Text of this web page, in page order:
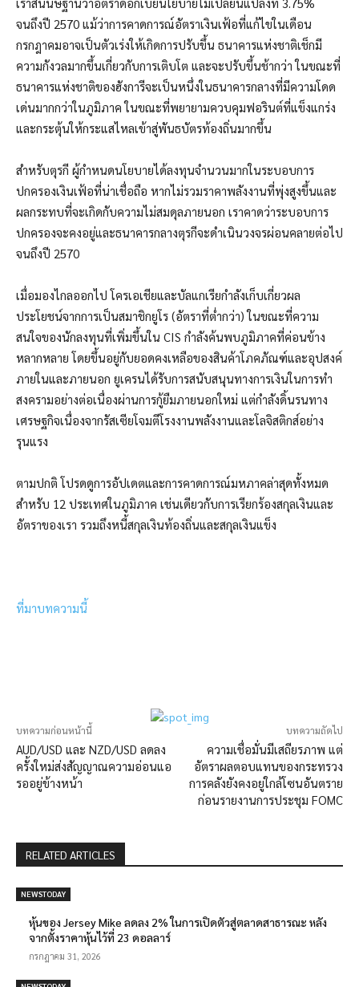
จนถึงปี 2570 แม้ว่าการคาดการณ์อัตราเงินเฟ้อที่แก้ไขในเดือน
กรกฎาคมอาจเป็นตัวเร่งให้เกิดการปรับขึ้น ธนาคารแห่งชาติเช็กมี
ความกังวลมากขึ้นเกี่ยวกับการเติบโต และจะปรับขึ้นช้ากว่า ในขณะที่
ธนาคารแห่งชาติของฮังการีจะเป็นหนึ่งในธนาคารกลางที่มีความโดด
เด่นมากกว่าในภูมิภาค ในขณะที่พยายามควบคุมฟอรินต์ที่แข็งแกร่ง
และกระตุ้นให้กระแสไหลเข้าสู่พันธบัตรท้องถิ่นมากขึ้น
สำหรับตุรกี ผู้กำหนดนโยบายได้ลงทุนจำนวนมากในระบอบการ
ปกครองเงินเฟ้อที่น่าเชื่อถือ หากไม่รวมราคาพลังงานที่พุ่งสูงขึ้นและ
ผลกระทบที่จะเกิดกับความไม่สมดุลภายนอก เราคาดว่าระบอบการ
ปกครองจะคงอยู่และธนาคารกลางตุรกีจะดำเนินวงจรผ่อนคลายต่อไป
จนถึงปี 2570
เมื่อมองไกลออกไป โครเอเชียและบัลแกเรียกำลังเก็บเกี่ยวผล
ประโยชน์จากการเป็นสมาชิกยูโร (อัตราที่ต่ำกว่า) ในขณะที่ความ
สนใจของนักลงทุนที่เพิ่มขึ้นใน CIS กำลังค้นพบภูมิภาคที่ค่อนข้าง
หลากหลาย โดยขึ้นอยู่กับยอดคงเหลือของสินค้าโภคภัณฑ์และอุปสงค์
ภายในและภายนอก ยูเครนได้รับการสนับสนุนทางการเงินในการทำ
สงครามอย่างต่อเนื่องผ่านการกู้ยืมภายนอกใหม่ แต่กำลังดิ้นรนทาง
เศรษฐกิจเนื่องจากรัสเซียโจมตีโรงงานพลังงานและโลจิสติกส์อย่าง
รุนแรง
ตามปกติ โปรดดูการอัปเดตและการคาดการณ์มหภาคล่าสุดทั้งหมด
สำหรับ 12 ประเทศในภูมิภาค เช่นเดียวกับการเรียกร้องสกุลเงินและ
อัตราของเรา รวมถึงหนี้สกุลเงินท้องถิ่นและสกุลเงินแข็ง
ที่มาบทความนี้
บทความก่อนหน้านี้
AUD/USD และ NZD/USD ลดลง
ครั้งใหม่ส่งสัญญาณความอ่อนแอ
รออยู่ข้างหน้า
บทความถัดไป
ความเชื่อมั่นมีเสถียรภาพ แต่
อัตราผลตอบแทนของกระทรวง
การคลังยังคงอยู่ใกล้โซนอันตราย
ก่อนรายงานการประชุม FOMC
RELATED ARTICLES
NEWSTODAY
หุ้นของ Jersey Mike ลดลง 2% ในการเปิดตัวสู่ตลาดสาธารณะ หลัง
จากตั้งราคาหุ้นไว้ที่ 23 ดอลลาร์
กรกฎาคม 31, 2026